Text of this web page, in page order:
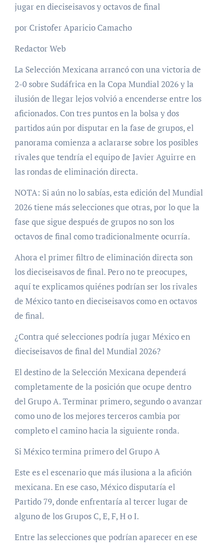
jugar en dieciseisavos y octavos de final
por Cristofer Aparicio Camacho
Redactor Web
La Selección Mexicana arrancó con una victoria de
2-0 sobre Sudáfrica en la Copa Mundial 2026 y la
ilusión de llegar lejos volvió a encenderse entre los
aficionados. Con tres puntos en la bolsa y dos
partidos aún por disputar en la fase de grupos, el
panorama comienza a aclararse sobre los posibles
rivales que tendría el equipo de Javier Aguirre en
las rondas de eliminación directa.
NOTA: Si aún no lo sabías, esta edición del Mundial
2026 tiene más selecciones que otras, por lo que la
fase que sigue después de grupos no son los
octavos de final como tradicionalmente ocurría.
Ahora el primer filtro de eliminación directa son
los dieciseisavos de final. Pero no te preocupes,
aquí te explicamos quiénes podrían ser los rivales
de México tanto en dieciseisavos como en octavos
de final.
¿Contra qué selecciones podría jugar México en
dieciseisavos de final del Mundial 2026?
El destino de la Selección Mexicana dependerá
completamente de la posición que ocupe dentro
del Grupo A. Terminar primero, segundo o avanzar
como uno de los mejores terceros cambia por
completo el camino hacia la siguiente ronda.
Si México termina primero del Grupo A
Este es el escenario que más ilusiona a la afición
mexicana. En ese caso, México disputaría el
Partido 79, donde enfrentaría al tercer lugar de
alguno de los Grupos C, E, F, H o I.
Entre las selecciones que podrían aparecer en ese